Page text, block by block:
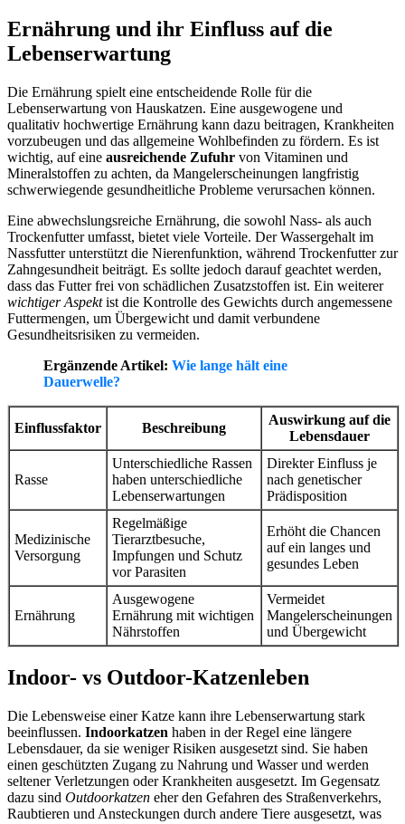
Ernährung und ihr Einfluss auf die
Lebenserwartung
Die Ernährung spielt eine entscheidende Rolle für die
Lebenserwartung von Hauskatzen. Eine ausgewogene und
qualitativ hochwertige Ernährung kann dazu beitragen, Krankheiten
vorzubeugen und das allgemeine Wohlbefinden zu fördern. Es ist
wichtig, auf eine ausreichende Zufuhr von Vitaminen und
Mineralstoffen zu achten, da Mangelerscheinungen langfristig
schwerwiegende gesundheitliche Probleme verursachen können.
Eine abwechslungsreiche Ernährung, die sowohl Nass- als auch
Trockenfutter umfasst, bietet viele Vorteile. Der Wassergehalt im
Nassfutter unterstützt die Nierenfunktion, während Trockenfutter zur
Zahngesundheit beiträgt. Es sollte jedoch darauf geachtet werden,
dass das Futter frei von schädlichen Zusatzstoffen ist. Ein weiterer
wichtiger Aspektist die Kontrolle des Gewichts durch angemessene
Futtermengen, um Übergewicht und damit verbundene
Gesundheitsrisiken zu vermeiden.
Ergänzende Artikel: Wie lange hält eine
Dauerwelle?
Einflussfaktor Beschreibung
Auswirkung auf die
Lebensdauer
Rasse
Unterschiedliche Rassen
haben unterschiedliche
Lebenserwartungen
Direkter Einfluss je
nach genetischer
Prädisposition
Medizinische
Versorgung
Regelmäßige
Tierarztbesuche,
Impfungen und Schutz
vor Parasiten
Erhöht die Chancen
auf ein langes und
gesundes Leben
Ernährung
Ausgewogene
Ernährung mit wichtigen
Nährstoffen
Vermeidet
Mangelerscheinungen
und Übergewicht
Indoor- vs Outdoor-Katzenleben
Die Lebensweise einer Katze kann ihre Lebenserwartung stark
beeinflussen. Indoorkatzen haben in der Regel eine längere
Lebensdauer, da sie weniger Risiken ausgesetzt sind. Sie haben
einen geschützten Zugang zu Nahrung und Wasser und werden
seltener Verletzungen oder Krankheiten ausgesetzt. Im Gegensatz
dazu sind Outdoorkatzen eher den Gefahren des Straßenverkehrs,
Raubtieren und Ansteckungen durch andere Tiere ausgesetzt, was